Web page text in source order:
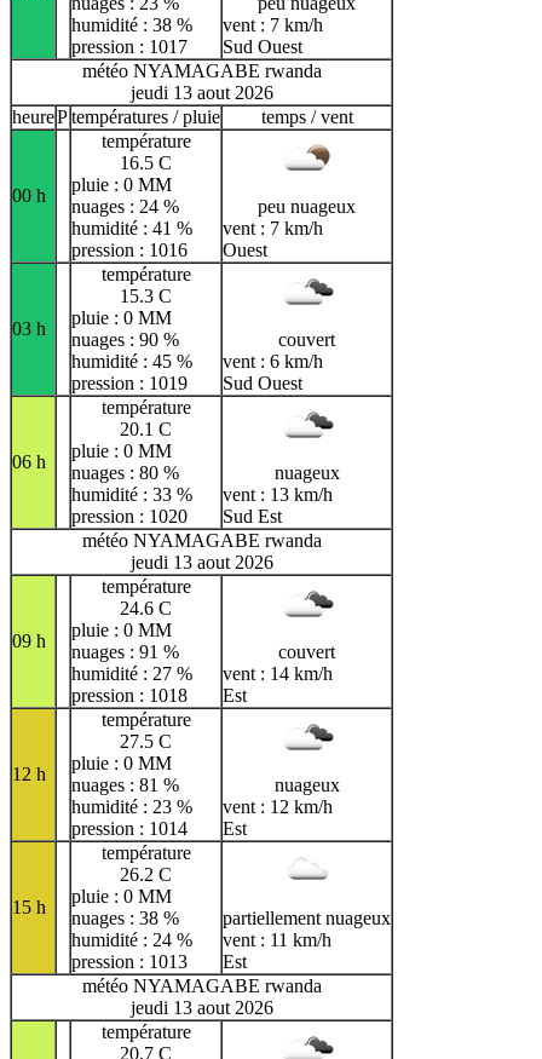
humidité : 38 %
pression : 1017
vent : 7 km/h
Sud Ouest
météo NYAMAGABE rwanda
jeudi 13 aout 2026
heurePtempératures / pluie temps / vent
00 h
température
16.5 C
pluie : 0 MM
nuages : 24 %
humidité : 41 %
pression : 1016
peu nuageux
vent : 7 km/h
Ouest
03 h
température
15.3 C
pluie : 0 MM
nuages : 90 %
humidité : 45 %
pression : 1019
couvert
vent : 6 km/h
Sud Ouest
06 h
température
20.1 C
pluie : 0 MM
nuages : 80 %
humidité : 33 %
pression : 1020
nuageux
vent : 13 km/h
Sud Est
météo NYAMAGABE rwanda
jeudi 13 aout 2026
09 h
température
24.6 C
pluie : 0 MM
nuages : 91 %
humidité : 27 %
pression : 1018
couvert
vent : 14 km/h
Est
12 h
température
27.5 C
pluie : 0 MM
nuages : 81 %
humidité : 23 %
pression : 1014
nuageux
vent : 12 km/h
Est
15 h
température
26.2 C
pluie : 0 MM
nuages : 38 %
humidité : 24 %
pression : 1013
partiellement nuageux
vent : 11 km/h
Est
météo NYAMAGABE rwanda
jeudi 13 aout 2026
température
20.7 C